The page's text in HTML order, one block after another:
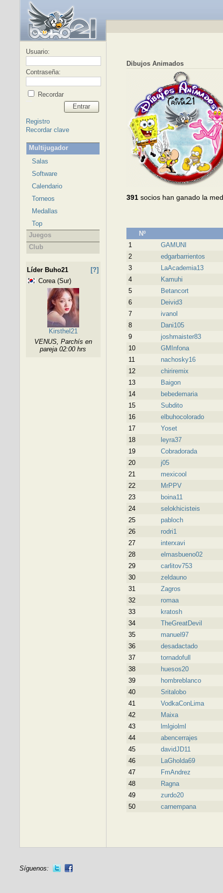
Usuario:
Contraseña:
Recordar
Entrar
Registro
Recordar clave
Multijugador
Salas
Software
Calendario
Torneos
Medallas
Top
Juegos
Club
Líder Buho21
[?]
Corea (Sur)
Kirsthel21
VENUS, Parchís en
pareja 02:00 hrs
Dibujos Animados
391socios han ganado la
Nº
1
GAMUNI
2
edgarbarrientos
3
LaAcademia13
4
Kamuhi
5
Betancort
6
Deivid3
7
ivanol
8
Dani105
9
joshmaister83
10
GMInfona
11
nachosky16
12
chiriremix
13
Baigon
14
bebedemaria
15
Subdito
16
elbuhocolorado
17
Yoset
18
leyra37
19
Cobradorada
20
j05
21
mexicool
22
MrPPV
23
boina11
24
selokhicisteis
25
pabloch
26
rodri1
27
interxavi
28
elmasbueno02
29
carlitov753
30
zeldauno
31
Zagros
32
romaa
33
kratosh
34
TheGreatDevil
35
manuel97
36
desadactado
37
tornadofull
38
huesos20
39
hombreblanco
40
Sritalobo
41
VodkaConLima
42
Maixa
43
lmlgiolml
44
abencerrajes
45
davidJD11
46
LaGholda69
47
FmAndrez
48
Ragna
49
zurdo20
50
carnempana
Síguenos: